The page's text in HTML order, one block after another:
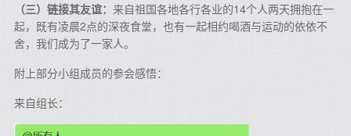
（三）链接其友谊： 来自祖国各地各行各业的14个人两天拥抱在一
起，既有凌晨2点的深夜食堂，也有一起相约喝酒与运动的依依不
舍，我们成为了一家人。
附上部分小组成员的参会感悟：
来自组长：